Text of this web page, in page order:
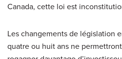
Canada, cette loi est
Les changements de législation
quatre ou huit ans ne